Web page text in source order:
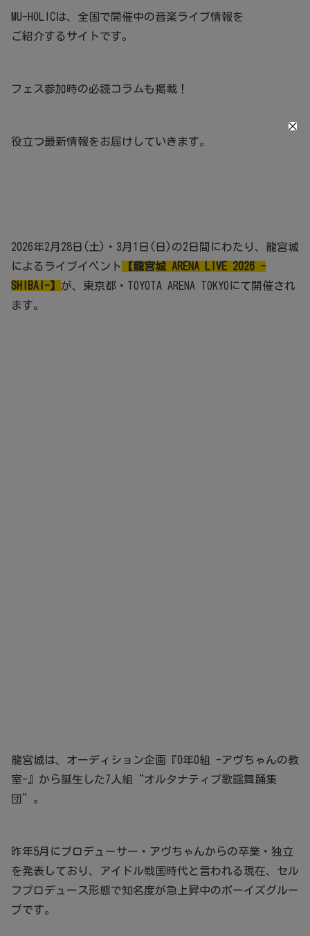
MU-HOLICは、全国で開催中の音楽ライブ情報を
ご紹介するサイトです。
フェス参加時の必読コラムも掲載！
役立つ最新情報をお届けしていきます。
2026年2月28日(土)・3月1日(日)の2日間にわたり、龍宮城
によるライブイベント
【龍宮城 ARENA LIVE 2026 -
SHIBAI-】 が、東京都・TOYOTA ARENA TOKYOにて開催され
ます。
龍宮城は、オーディション企画『0年0組 -アヴちゃんの教
室-』から誕生した7人組“オルタナティブ歌謡舞踊集
団”。
昨年5月にプロデューサー・アヴちゃんからの卒業・独立
を発表しており、アイドル戦国時代と言われる現在、セル
フプロデュース形態で知名度が急上昇中のボーイズグルー
プです。